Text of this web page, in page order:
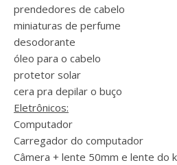
prendedores de cabelo
miniaturas de perfume
desodorante
óleo para o cabelo
protetor solar
cera pra depilar o buço
Eletrônicos:
Computador
Carregador do computador
Câmera + lente 50mm e lente do